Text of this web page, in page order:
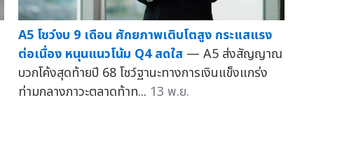
A5 โชว์งบ 9 เดือน ศักยภาพเติบโตสูง กระแสแรง
ต่อเนื่อง หนุนแนวโน้ม Q4 สดใส — A5 ส่งสัญญาณ
บวกโค้งสุดท้ายปี 68 โชว์ฐานะทางการเงินแข็งแกร่ง
ท่ามกลางภาวะตลาดท้าท... 13 พ.ย.